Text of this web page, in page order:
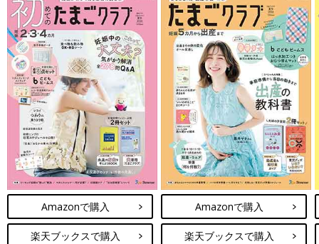
Amazonで購入
楽天ブックスで購入
Amazonで購入
楽天ブックスで購入